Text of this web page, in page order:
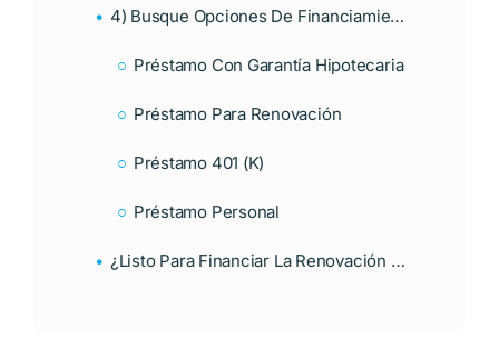
4) Busque Opciones De Financiamiento Adicionales
Préstamo Con Garantía Hipotecaria
Préstamo Para Renovación
Préstamo 401 (k)
Préstamo Personal
¿Listo Para Financiar La Renovación De Su Hogar?